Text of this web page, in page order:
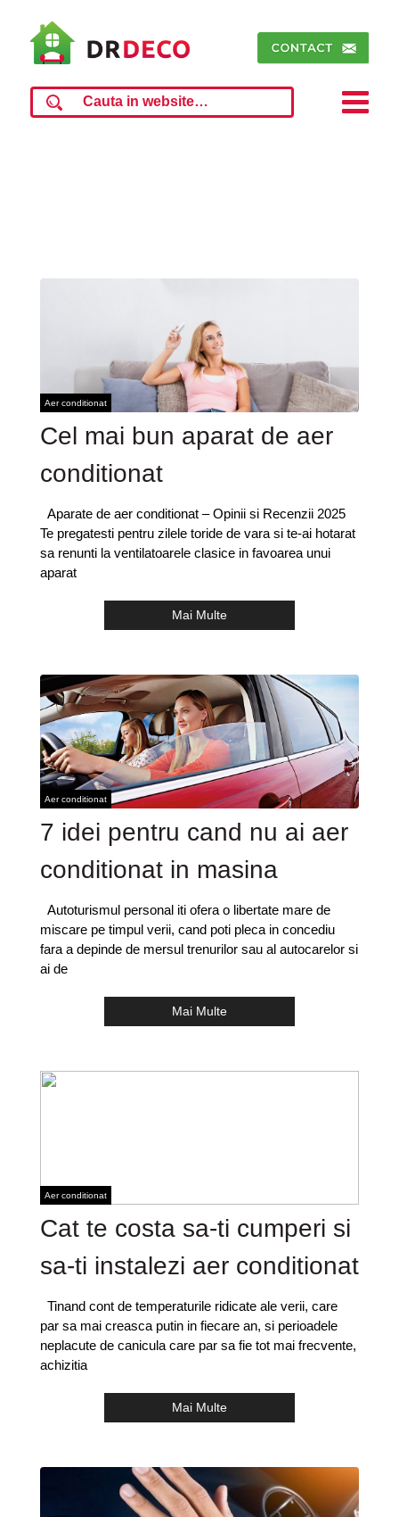
Aer conditionat
Cel mai bun aparat de aer
conditionat
Aparate de aer conditionat – Opinii si Recenzii 2025
Te pregatesti pentru zilele toride de vara si te-ai hotarat
sa renunti la ventilatoarele clasice in favoarea unui
aparat
Mai Multe
Aer conditionat
7 idei pentru cand nu ai aer
conditionat in masina
Autoturismul personal iti ofera o libertate mare de
miscare pe timpul verii, cand poti pleca in concediu
fara a depinde de mersul trenurilor sau al autocarelor si
ai de
Mai Multe
Aer conditionat
Cat te costa sa-ti cumperi si
sa-ti instalezi aer conditionat
Tinand cont de temperaturile ridicate ale verii, care
par sa mai creasca putin in fiecare an, si perioadele
neplacute de canicula care par sa fie tot mai frecvente,
achizitia
Mai Multe